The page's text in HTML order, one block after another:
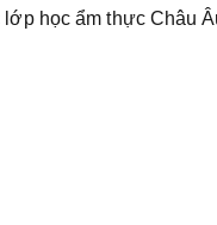
học ẩm thực Châu